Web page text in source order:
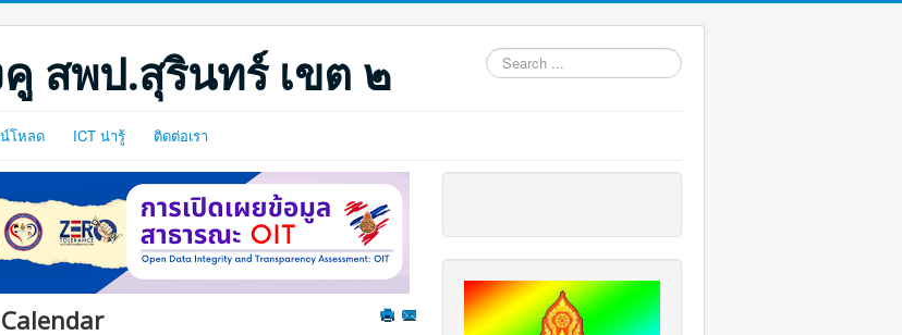
สพป.สุรินทร์ เขต ๒
Search
...
โหลด ICT น่ารู้ ติดต่อเรา